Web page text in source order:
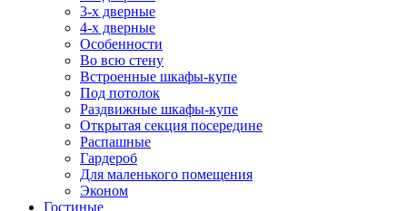
3-х дверные
4-х дверные
Особенности
Во всю стену
Встроенные шкафы-купе
Под потолок
Раздвижные шкафы-купе
Открытая секция посередине
Распашные
Гардероб
Для маленького помещения
Эконом
Гостиные